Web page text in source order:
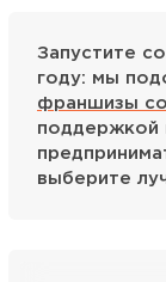
Запустите
году: мы
франшизы
поддержкой
выберите